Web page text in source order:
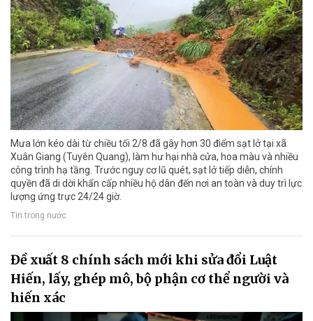
Mưa lớn kéo dài từ chiều tối 2/8 đã gây hơn 30 điểm sạt lở tại xã
Xuân Giang (Tuyên Quang), làm hư hại nhà cửa, hoa màu và nhiều
công trình hạ tầng. Trước nguy cơ lũ quét, sạt lở tiếp diễn, chính
quyền đã di dời khẩn cấp nhiều hộ dân đến nơi an toàn và duy trì lực
lượng ứng trực 24/24 giờ.
Tin trong nước
Đề xuất 8 chính sách mới khi sửa đổi Luật
Hiến, lấy, ghép mô, bộ phận cơ thể người và
hiến xác